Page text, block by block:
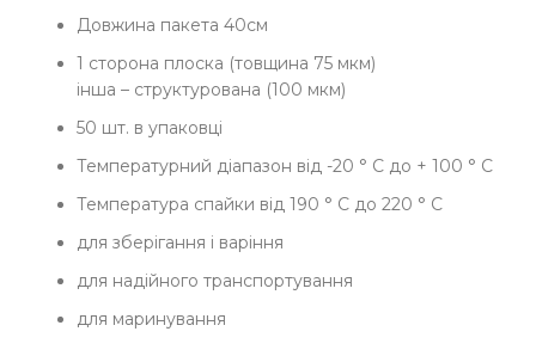
Довжина пакета 40см
1 сторона плоска (товщина 75 мкм)
інша – структурована (100 мкм)
50 шт. в упаковці
Температурний діапазон від -20 ° C до + 100 ° C
Температура спайки від 190 ° C до 220 ° C
для зберігання і варіння
для надійного транспортування
для маринування